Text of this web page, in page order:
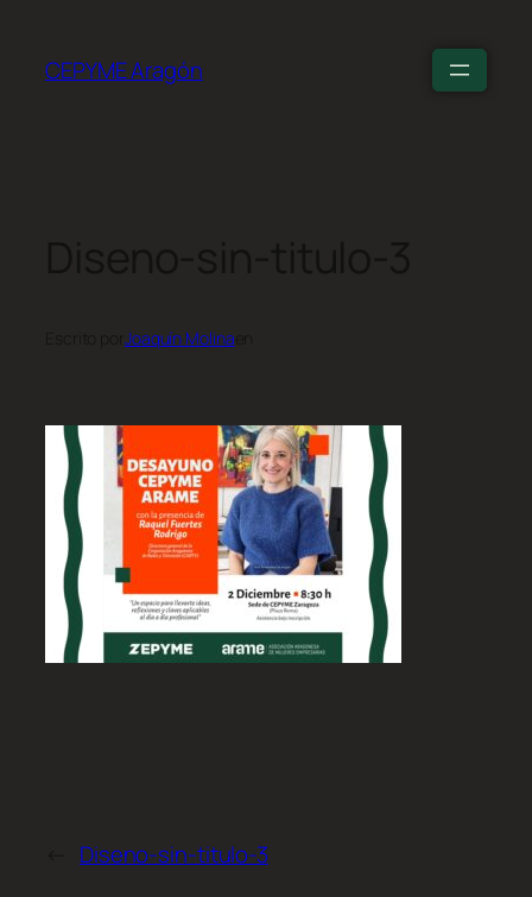
CEPYME Aragón
Joaquín Molina
Diseno-sin-titulo-3